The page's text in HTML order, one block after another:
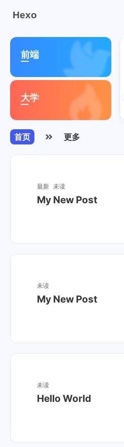
Hexo
前端
大学
首页 更多
最新 未读
My New Post
未读
My New Post
未读
Hello World